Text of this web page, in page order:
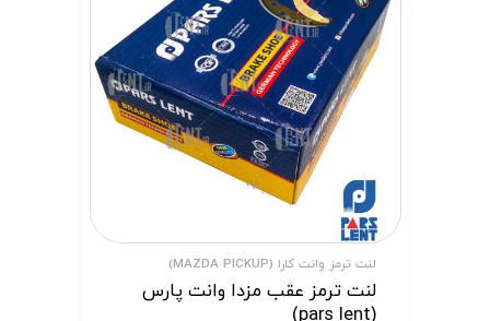
لنت ترمز وانت کارا (MAZDA PICKUP)
لنت ترمز عقب مزدا وانت پارس
(pars lent)